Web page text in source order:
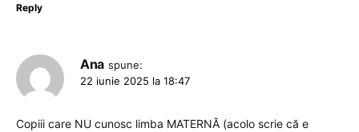
Reply
Ana spune:
22 iunie 2025 la 18:47
Copiii care NU cunosc limba MATERNĂ (acolo scrie că e